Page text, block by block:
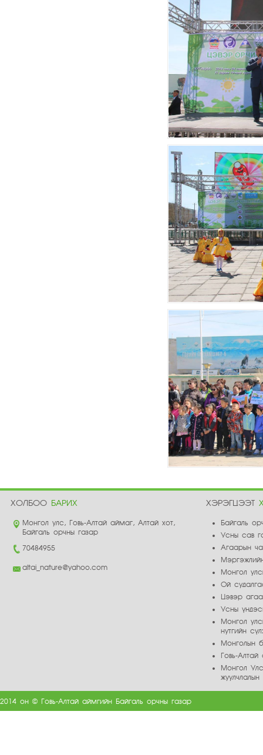
ХОЛБОО БАРИХ
Монгол улс, Говь-Алтай аймаг, Алтай хот,
Байгаль орчны газар
70484955
altai_nature@yahoo.com
ХЭРЭГЦЭЭТ
Байгаль
Усны сав
Агаарын
Монгол
Ой
Цэвэр
Усны
Монгол
нутгийн
Монголын
Говь-
Монгол
2014 он © Говь-Алтай аймгийн Байгаль орчны газар